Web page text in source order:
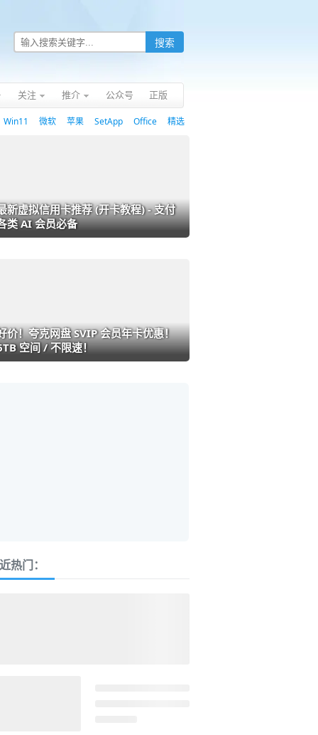
关注 推介 公众号 正版
Win11 微软 苹果 SetApp Office 精选
新虚拟信用卡推荐 (开卡教程) - 支付
类 AI 会员必备
价！夸克网盘 SVIP 会员年卡优惠！
空间 / 不限速！
热门：